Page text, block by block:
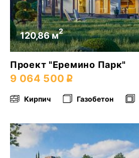
120,86 м2
Проект "Еремино Парк"
9 064 500
Кирпич Газобетон